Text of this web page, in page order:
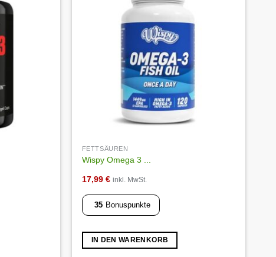
FETTSÄUREN
Wispy Omega 3 ...
17,99 € inkl. MwSt.
35 Bonuspunkte
IN DEN WARENKORB